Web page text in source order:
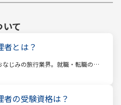
いて
者とは？
じみの旅行業界。就職・転職の人
に上位に君臨し、いつの時代にも
の受験資格は？